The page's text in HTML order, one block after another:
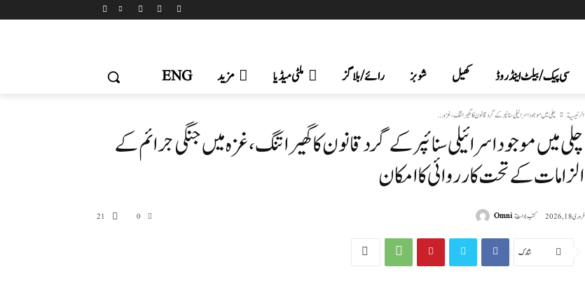
سی پیک /بیلٹ اینڈ روڈ کھیل شوبز رائے/بلاگز ملٹی میڈیا مزید ENG
الرئيسية چلی میں موجود اسرائیلی سنائپر کے گرد قانون کا گھیرا تنگ، غزہ...
چلی میں موجود اسرائیلی سنائپر کے گرد قانون کا گھیرا تنگ، غزہ میں جنگی جرائم کے
الزامات کے تحت کارروائی کا امکان
0
21 فروری 18, 2026 كتب بواسطةOmni
شارك